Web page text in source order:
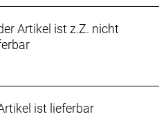
350mm
Artikel ist z.Z. nicht
ist lieferbar